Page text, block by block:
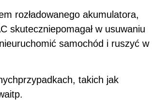
rozładowanego akumulatora,
skuteczniepomagał w usuwaniu
samochód i ruszyć w
takich jak